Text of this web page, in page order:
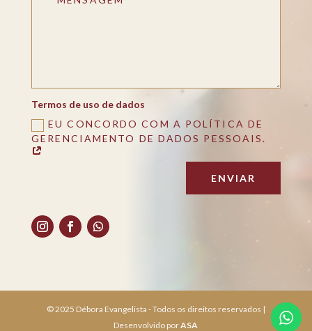
Termos de uso de dados
EU CONCORDO COM A POLÍTICA DE
GERENCIAMENTO DE DADOS PESSOAIS.
ENVIAR
© 2025 Débora Evangelista - Todos os direitos reservados |
Desenvolvido porASA